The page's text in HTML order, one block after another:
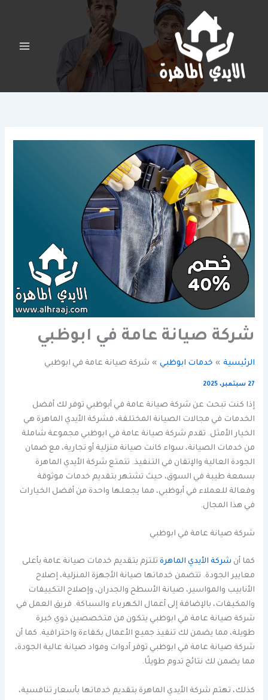
شركة صيانة عامة في ابوظبي
الرئيسية خدمات ابوظبي شركة صيانة عامة في ابوظبي
27 سبتمبر، 2025
إذا كنت تبحث عن شركة صيانة عامة في أبوظبي توفر لك أفضل
الخدمات في مجالات الصيانة المختلفة، فشركة الأيدي الماهرة هي
الخيار الأمثل. تقدم شركة صيانة عامة في ابوظبي مجموعة شاملة
من خدمات الصيانة، سواء كانت صيانة منزلية أو تجارية، مع ضمان
الجودة العالية والإتقان في التنفيذ. تتمتع شركة الأيدي الماهرة
بسمعة طيبة في السوق، حيث تشتهر بتقديم خدمات موثوقة
وفعالة للعملاء في أبوظبي، مما يجعلها واحدة من أفضل الخيارات
في هذا المجال.
شركة صيانة عامة في ابوظبي
كما أن شركة الأيدي الماهرة تلتزم بتقديم خدمات صيانة عامة بأعلى
معايير الجودة. تتضمن خدماتها صيانة الأجهزة المنزلية، إصلاح
الأنابيب والمواسير، صيانة الأسطح والجدران، وإصلاح التكييفات
والمكيفات، بالإضافة إلى أعمال الكهرباء والسباكة. فريق العمل في
شركة صيانة عامة في ابوظبي يتكون من متخصصين ذوي خبرة
طويلة، مما يضمن لك تنفيذ جميع الأعمال بكفاءة واحترافية. كما أن
شركة صيانة عامة في ابوظبي توفر أدوات ومواد صيانة عالية الجودة،
مما يضمن لك نتائج تدوم طويلًا.
كذلك، تهتم شركة الأيدي الماهرة بتقديم خدماتها بأسعار تنافسية،